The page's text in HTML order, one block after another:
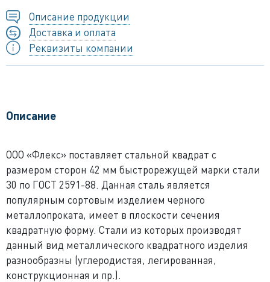
Описание продукции
Доставка и оплата
Реквизиты компании
Описание
ООО «Флекс» поставляет стальной квадрат с
размером сторон 42 мм быстрорежущей марки стали
30 по ГОСТ 2591-88. Данная сталь является
популярным сортовым изделием черного
металлопроката, имеет в плоскости сечения
квадратную форму. Стали из которых производят
данный вид металлического квадратного изделия
разнообразны (углеродистая, легированная,
конструкционная и пр.).